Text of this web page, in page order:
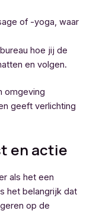
of -yoga, waar
hoe jij de
en volgen.
omgeving
geeft verlichting
en actie
als het een
het belangrijk dat
op de